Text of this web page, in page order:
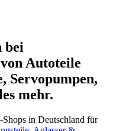
bei
von Autoteile
Servopumpen,
mehr.
in Deutschland für